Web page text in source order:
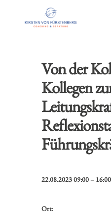
Von der
Kollegen
22.08.2023 09:00 –
Ort: